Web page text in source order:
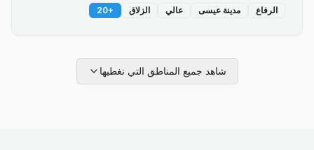
الرفاع مدينة عيسى عالي الزلاق +
20
شاهد جميع المناطق التي نغطيها